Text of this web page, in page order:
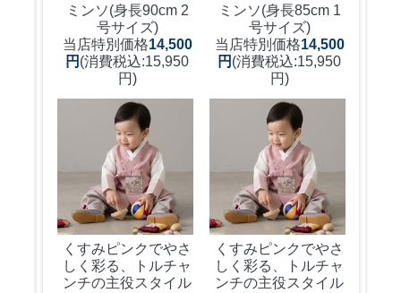
ミンソ(身長90cm 2
号サイズ)
当店特別価格14,500
円 (消費税込:15,950
円)
ミンソ(身長85cm 1
号サイズ)
当店特別価格14,500
円 (消費税込:15,950
円)
くすみピンクでやさ
しく彩る、トルチャ
ンチの主役スタイル
くすみピンクでやさ
しく彩る、トルチャ
ンチの主役スタイル